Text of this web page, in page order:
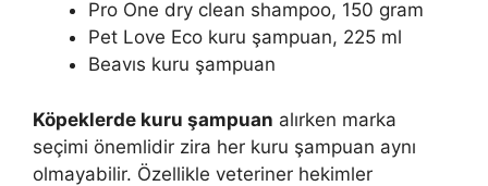
Pro One dry clean shampoo, 150 gram
Pet Love Eco kuru şampuan, 225 ml
Beavıs kuru şampuan
Köpeklerde kuru şampuan alırken marka
seçimi önemlidir zira her kuru şampuan aynı
olmayabilir. Özellikle veteriner hekimler